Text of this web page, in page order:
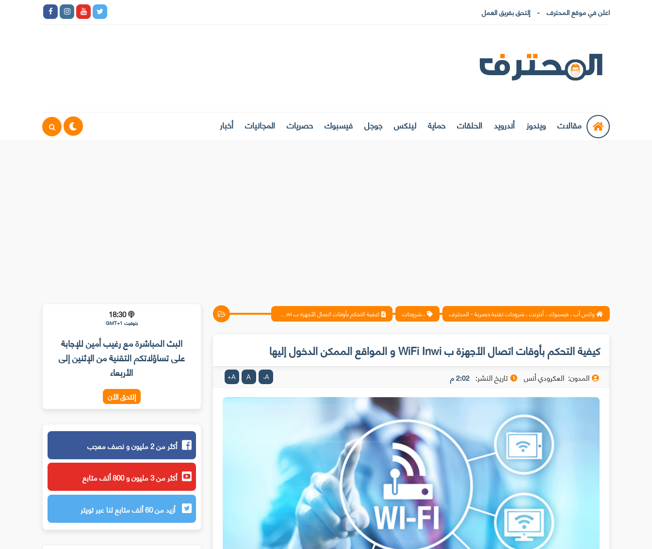
اعلن في موقع المحترف إلتحق بفريق العمل
مقالات ويندوز أندرويد الحلقات حماية لينكس جوجل فيسبوك حصريات المجانيات أخبار
واتس آب ، فيسبوك ، أنترنت ، شروحات تقنية حصرية - المحترف ،،شروحات كيفية التحكم بأوقات اتصال الأجهزة ب WiFi Inwi و المواقع الممكن الدخول إليها
كيفية التحكم بأوقات اتصال الأجهزة ب WiFi Inwi و المواقع الممكن الدخول إليها
المدون: العكرودي أنس تاريخ النشر: 2:02 م A
-
A
A
+
18:30
بتوقيت GMT+1
البث المباشرة مع رغيب أمين للإجابة
على تساؤلاتكم التقنية من الإثنين إلى
الأربعاء
إلتحق الأن
أكثر من 2 مليون و نصف معجب
أكثر من 3 مليون و 800 ألف متابع
أزيد من 60 ألف متابع لنا عبر تويتر